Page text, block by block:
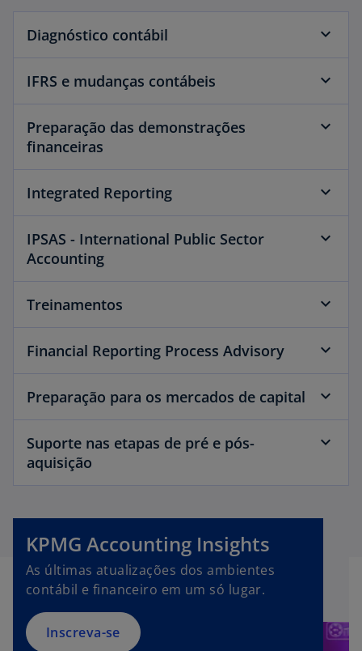
Diagnóstico contábil
IFRS e mudanças contábeis
Preparação das demonstrações
financeiras
Integrated Reporting
IPSAS - International Public Sector
Accounting
Treinamentos
Financial Reporting Process Advisory
Preparação para os mercados de capital
Suporte nas etapas de pré e pós-
aquisição
KPMG Accounting Insights
As últimas atualizações dos ambientes
contábil e financeiro em um só lugar.
Inscreva-se